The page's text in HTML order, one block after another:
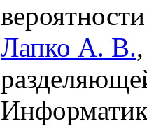
Лапко А. В.